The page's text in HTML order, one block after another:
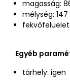
magasság:
mélység:
Egyéb
tárhely: igen